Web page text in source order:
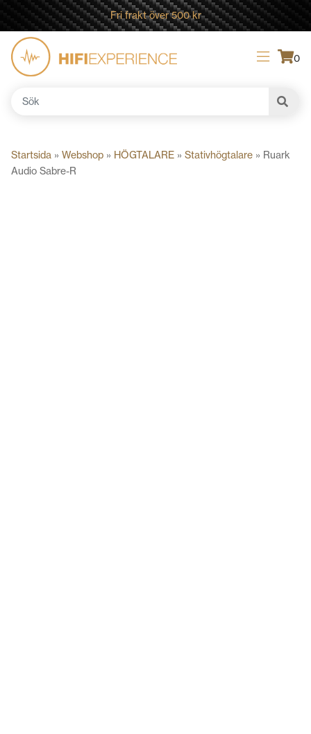
Fri frakt över 500 kr
0
Sök
Startsida » Webshop » HÖGTALARE » Stativhögtalare » Ruark
Audio Sabre-R